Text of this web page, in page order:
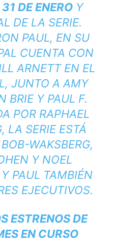
DE ENERO Y
DE LA SERIE.
PAUL, EN SU
CUENTA CON
ARNETT EN EL
JUNTO A AMY
BRIE Y PAUL F.
POR RAPHAEL
LA SERIE ESTÁ
WAKSBERG,
Y NOEL
PAUL TAMBIÉN
EJECUTIVOS.
ESTRENOS DE
EN CURSO